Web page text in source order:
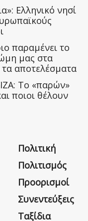
Ελληνικό νησί
παραμένει το
μας στα
αποτελέσματα
Το «παρών»
ποιοι θέλουν
Πολιτική
Πολιτισμός
Προορισμοί
Συνεντεύξεις
Ταξίδια